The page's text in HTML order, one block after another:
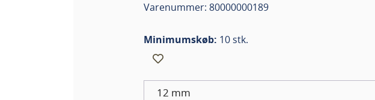
Varenummer: 80000000189
Minimumskøb: 10 stk.
12 mm